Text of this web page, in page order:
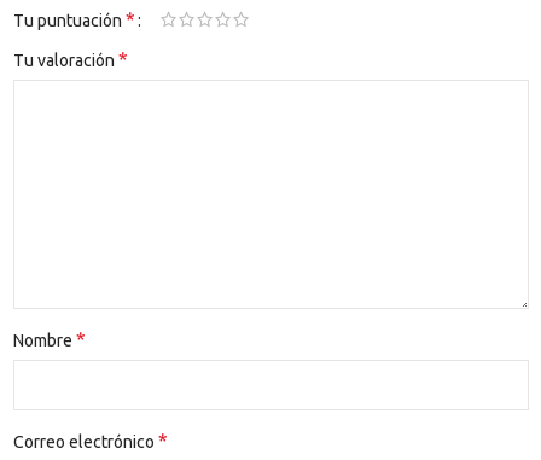
Tu puntuación *
Tu valoración *
Nombre *
Correo electrónico *